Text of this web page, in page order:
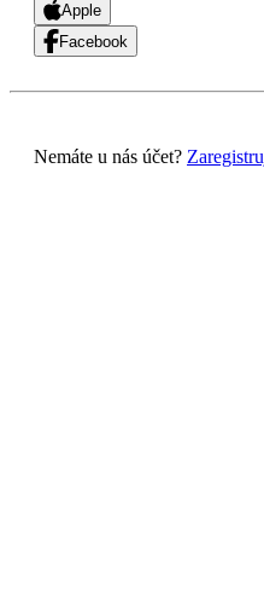
Apple
Facebook
Nemáte u nás účet?